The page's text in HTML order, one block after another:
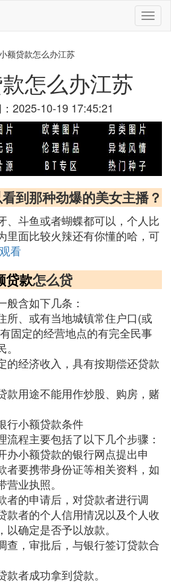
切
换
额贷款怎么办江苏
怎么办江苏
2025-10-19 17:45:21
到那种劲爆的美女主播？
、斗鱼或者蝴蝶都可以，个人比
里面比较火辣还有你懂的哈，可
看
贷款怎么贷
般含如下几条：
所、或有当地城镇常住户口(或
固定的经营地点的有完全民事
的经济收入，具有按期偿还贷款
款用途不能用作炒股、购房，赌
行小额贷款条件
流程主要包括了以下几个步骤：
办小额贷款的银行网点提出申
者要携带身份证等相关资料，如
业执照。
者的申请后，对贷款者进行调
款者的个人信用情况以及个人收
以确定是否予以放款。
查，审批后，与银行签订贷款合
者成功拿到贷款。